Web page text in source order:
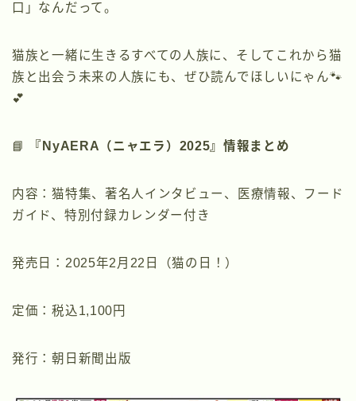
口」なんだって。
猫族と一緒に生きるすべての人族に、そしてこれから猫
族と出会う未来の人族にも、ぜひ読んでほしいにゃん🐾
💕
📘 『NyAERA（ニャエラ）2025』情報まとめ
内容：猫特集、著名人インタビュー、医療情報、フード
ガイド、特別付録カレンダー付き
発売日：2025年2月22日（猫の日！）
定価：税込1,100円
発行：朝日新聞出版